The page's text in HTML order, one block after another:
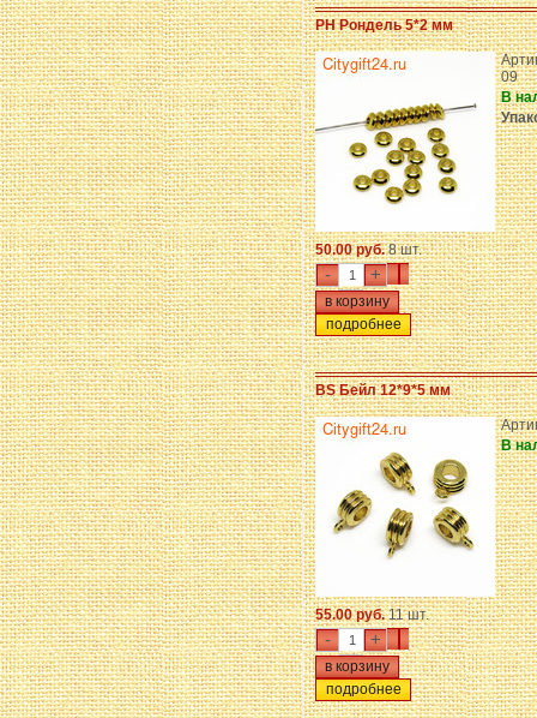
PH Рондель 5*2 мм
09
В
50.00 руб.8 шт.
- +
подробнее
BS Бейл 12*9*5 мм
В
55.00 руб.11 шт.
- +
подробнее